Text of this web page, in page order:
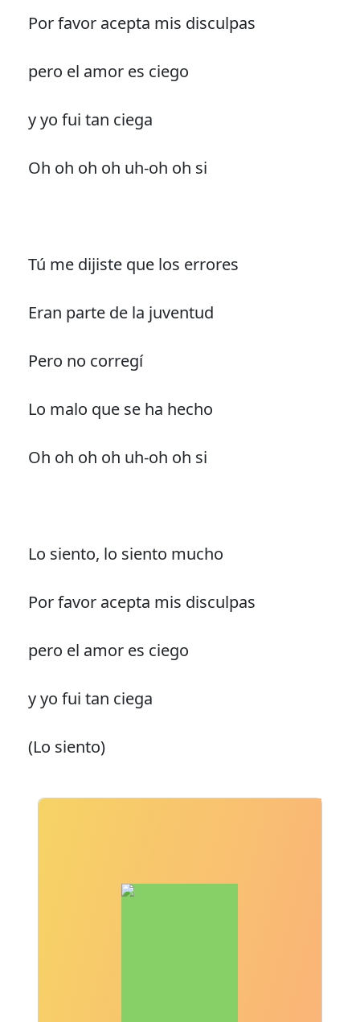
Por favor acepta mis disculpas
pero el amor es ciego
y yo fui tan ciega
Oh oh oh oh uh-oh oh si
Tú me dijiste que los errores
Eran parte de la juventud
Pero no corregí
Lo malo que se ha hecho
Oh oh oh oh uh-oh oh si
Lo siento, lo siento mucho
Por favor acepta mis disculpas
pero el amor es ciego
y yo fui tan ciega
(Lo siento)